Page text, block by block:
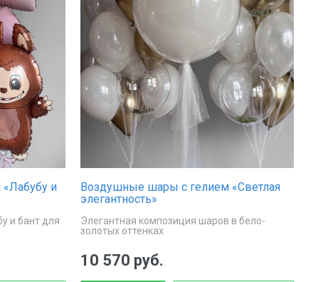
и
и бант для
Воздушные шары с гелием «Светлая
элегантность»
Элегантная композиция шаров в бело-
золотых оттенках
10 570 руб.